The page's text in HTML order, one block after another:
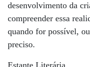
desenvolvimento da
compreender essa
quando for possível,
preciso.
Estante Literária